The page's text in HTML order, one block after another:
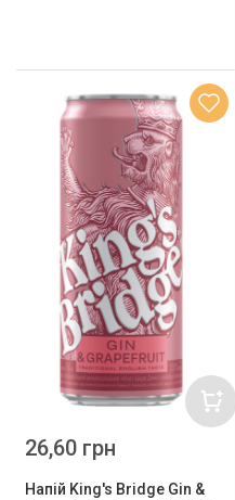
Напій King's Bridge Gin &
26,60 грн